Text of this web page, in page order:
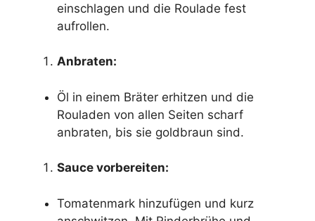
einschlagen und die Roulade fest
aufrollen.
Anbraten:
Öl in einem Bräter erhitzen und die
Rouladen von allen Seiten scharf
anbraten, bis sie goldbraun sind.
Sauce vorbereiten:
Tomatenmark hinzufügen und kurz